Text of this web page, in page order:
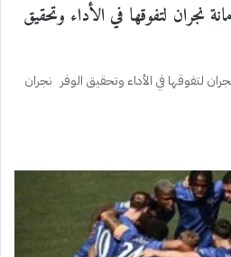
نجران لتفوقها في الأداء وتحقيق
لتفوقها في الأداء وتحقيق الوفر نجران